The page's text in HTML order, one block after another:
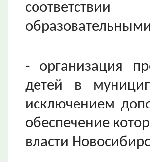
- организация
детей в
исключением
обеспечение
власти